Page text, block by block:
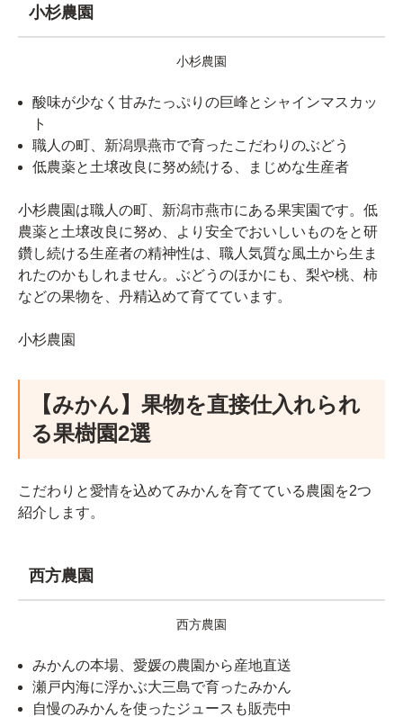
小杉農園
小杉農園
酸味が少なく甘みたっぷりの巨峰とシャインマスカッ
ト
職人の町、新潟県燕市で育ったこだわりのぶどう
低農薬と土壌改良に努め続ける、まじめな生産者
小杉農園は職人の町、新潟市燕市にある果実園です。低
農薬と土壌改良に努め、より安全でおいしいものをと研
鑽し続ける生産者の精神性は、職人気質な風土から生ま
れたのかもしれません。ぶどうのほかにも、梨や桃、柿
などの果物を、丹精込めて育てています。
小杉農園
【みかん】果物を直接仕入れられ
る果樹園2選
こだわりと愛情を込めてみかんを育てている農園を2つ
紹介します。
西方農園
西方農園
みかんの本場、愛媛の農園から産地直送
瀬戸内海に浮かぶ大三島で育ったみかん
自慢のみかんを使ったジュースも販売中